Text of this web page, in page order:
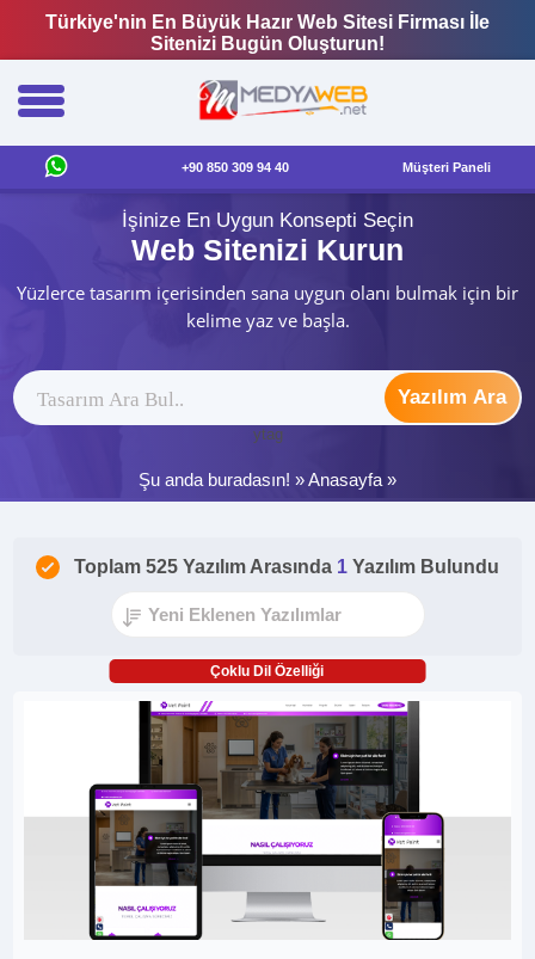
Türkiye'nin En Büyük Hazır Web Sitesi Firması İle
Sitenizi Bugün Oluşturun!
+90 850 309 94 40 Müşteri Paneli
İşinize En Uygun Konsepti Seçin
Web Sitenizi Kurun
Yüzlerce tasarım içerisinden sana uygun olanı bulmak için bir
kelime yaz ve başla.
Yazılım Ara
ytag
Şu anda buradasın! »Anasayfa »
Toplam 525 Yazılım Arasında 1 Yazılım Bulundu
Çoklu Dil Özelliği